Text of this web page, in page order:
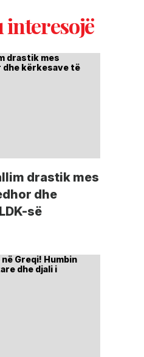
interesojë
drastik mes
dhe
së